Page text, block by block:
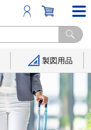
製図用品